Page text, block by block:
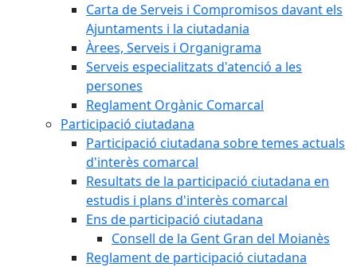
Carta de Serveis i Compromisos davant els
Ajuntaments i la ciutadania
Àrees, Serveis i Organigrama
Serveis especialitzats d'atenció a les
persones
Reglament Orgànic Comarcal
Participació ciutadana
Participació ciutadana sobre temes actuals
d'interès comarcal
Resultats de la participació ciutadana en
estudis i plans d'interès comarcal
Ens de participació ciutadana
Consell de la Gent Gran del Moianès
Reglament de participació ciutadana